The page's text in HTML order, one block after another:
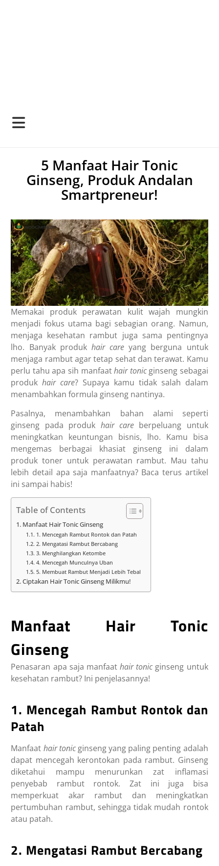
5 Manfaat Hair Tonic
Ginseng, Produk Andalan
Smartpreneur!
Memakai produk perawatan kulit wajah mungkin
menjadi fokus utama bagi sebagian orang. Namun,
menjaga kesehatan rambut juga sama pentingnya
lho. Banyak produk hair care yang berguna untuk
menjaga rambut agar tetap sehat dan terawat. Kamu
perlu tahu apa sih manfaathair tonicginseng sebagai
produkhair care? Supaya kamu tidak salah dalam
menambahkan formula ginseng nantinya.
Pasalnya, menambahkan bahan alami seperti
ginseng pada produk hair careberpeluang untuk
meningkatkan keuntungan bisnis, lho. Kamu bisa
mengemas berbagai khasiat ginseng ini dalam
produk toner untuk perawatan rambut. Mau tahu
lebih detail apa saja manfaatnya? Baca terus artikel
ini sampai habis!
Table of Contents
Manfaat Hair Tonic Ginseng
1. Mencegah Rambut Rontok dan Patah
2. Mengatasi Rambut Bercabang
3. Menghilangkan Ketombe
4. Mencegah Munculnya Uban
5. Membuat Rambut Menjadi Lebih Tebal
Ciptakan Hair Tonic Ginseng Milikmu!
Manfaat Hair Tonic
Ginseng
Penasaran apa saja manfaathair tonicginseng untuk
kesehatan rambut? Ini penjelasannya!
1. Mencegah Rambut Rontok dan
Patah
Manfaat hair tonicginsengyang paling penting adalah
dapat mencegah kerontokan pada rambut. Ginseng
diketahui mampu menurunkan zat inflamasi
penyebab rambut rontok. Zat ini juga bisa
memperkuat akar rambut dan meningkatkan
pertumbuhan rambut, sehingga tidak mudah rontok
atau patah.
2. Mengatasi Rambut Bercabang